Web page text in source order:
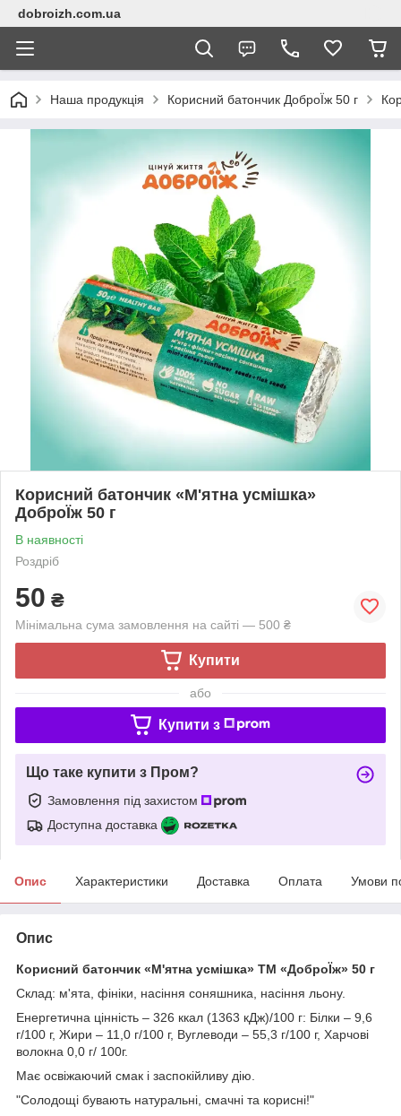
dobroizh.com.ua
Наша продукція Корисний батончик ДоброЇж 50 г
Корисний батончик «М'ятна усмішка»
ДоброЇж 50 г
В наявності
Роздріб
50 ₴
Мінімальна сума замовлення на сайті — 500 ₴
Купити
або
Купити з
Що таке купити з Пром?
Замовлення під захистом
Доступна доставка
Опис Характеристики Доставка Оплата Умови
Опис
Корисний батончик «М'ятна усмішка» ТМ «ДоброЇж» 50 г
Склад: м'ята, фініки, насіння соняшника, насіння льону.
Енергетична цінність – 326 ккал (1363 кДж)/100 г: Білки – 9,6
г/100 г, Жири – 11,0 г/100 г, Вуглеводи – 55,3 г/100 г, Харчові
волокна 0,0 г/ 100г.
Має освіжаючий смак і заспокійливу дію.
"Солодощі бувають натуральні, смачні та корисні!"